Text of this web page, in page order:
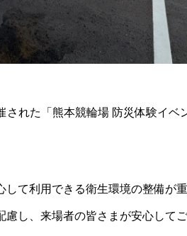
れた「熊本競輪場 防災体験イベ
て利用できる衛生環境の整備が重
し、来場者の皆さまが安心して
定期開催